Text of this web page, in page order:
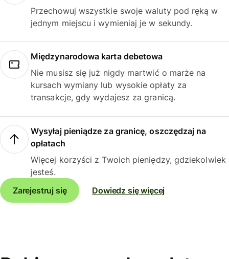
Przechowuj wszystkie swoje waluty pod ręką w
jednym miejscu i wymieniaj je w sekundy.
Międzynarodowa karta debetowa
Nie musisz się już nigdy martwić o marże na
kursach wymiany lub wysokie opłaty za
transakcje, gdy wydajesz za granicą.
Wysyłaj pieniądze za granicę, oszczędzaj na
opłatach
Więcej korzyści z Twoich pieniędzy, gdziekolwiek
jesteś.
Zarejestruj się
Dowiedz się więcej